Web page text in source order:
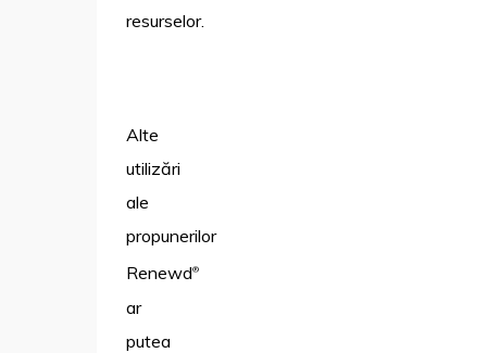
resurselor.
Alte
utilizări
ale
propunerilor
Renewd®
ar
putea